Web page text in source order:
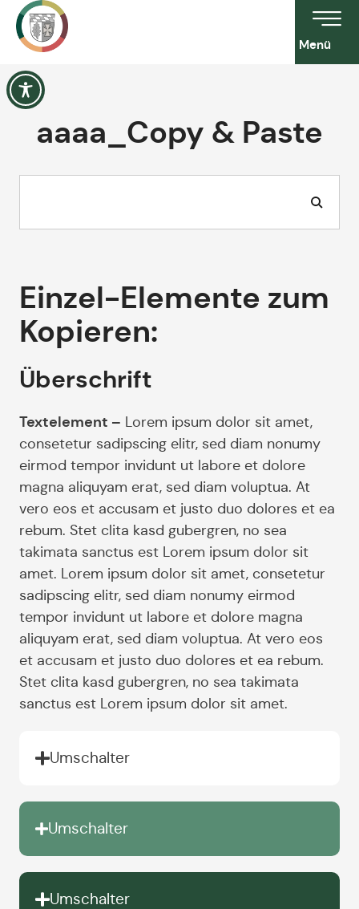
Menü
aaaa_Copy & Paste
Einzel-Elemente zum
Kopieren:
Überschrift
Textelement – Lorem ipsum dolor sit amet,
consetetur sadipscing elitr, sed diam nonumy
eirmod tempor invidunt ut labore et dolore
magna aliquyam erat, sed diam voluptua. At
vero eos et accusam et justo duo dolores et ea
rebum. Stet clita kasd gubergren, no sea
takimata sanctus est Lorem ipsum dolor sit
amet. Lorem ipsum dolor sit amet, consetetur
sadipscing elitr, sed diam nonumy eirmod
tempor invidunt ut labore et dolore magna
aliquyam erat, sed diam voluptua. At vero eos
et accusam et justo duo dolores et ea rebum.
Stet clita kasd gubergren, no sea takimata
sanctus est Lorem ipsum dolor sit amet.
Umschalter
Umschalter
Umschalter